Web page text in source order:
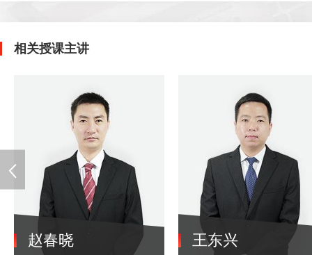
相关授课主讲
赵春晓 王东兴